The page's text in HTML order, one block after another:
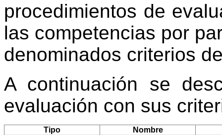
procedimientos de
las competencias por
denominados criterios
A continuación se
evaluación con sus
Tipo Nombre